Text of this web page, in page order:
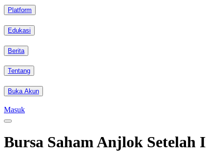
Platform
Edukasi
Berita
Tentang
Buka Akun
Masuk
Bursa Saham Anjlok Setelah